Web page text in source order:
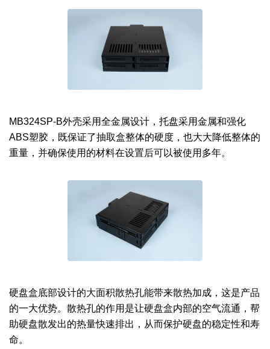
MB324SP-B外壳采用全金属设计，托盘采用金属和强化
ABS塑胶，既保证了抽取盒整体的硬度，也大大降低整体的
重量，并确保使用的材料在设置后可以被使用多年。
硬盘盒底部设计的大面积散热孔能带来散热加成，这是产品
的一大优势。散热孔的作用是让硬盘盒内部的空气流通，帮
助硬盘散发出的热量快速排出，从而保护硬盘的稳定性和寿
命。